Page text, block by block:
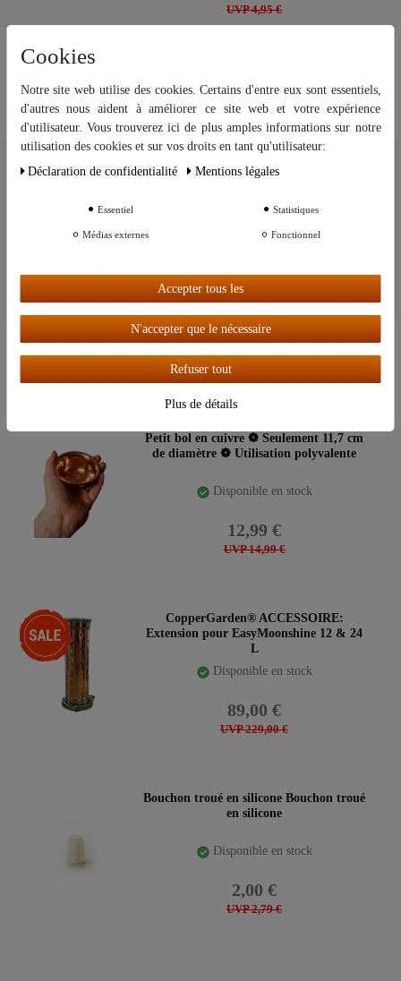
UVP 4,95 €
Hauteur de refoulement de 60 cm | 200
L/h"
Disponible en stock
7,99 €
Hauteur de refoulement de 120 cm |
Débit de 600 L/heure
UVP 24,95 €
Petit bol en cuivre ❁ Seulement 11,7 cm
de diamètre ❁ Utilisation polyvalente
Disponible en stock
UVP 14,99 €
12,99 €
-61%
CopperGarden® ACCESSOIRE:
Extension pour EasyMoonshine 12 & 24
L
Disponible en stock
UVP 229,00 €
89,00 €
Bouchon troué en silicone Bouchon troué
en silicone
Disponible en stock
UVP 2,79 €
2,00 €
essentiels, tandis que d’autres nous aident à améliorer ce site Web et
Autres paramètres
Tout accepter
Cookies
Notre site web utilise des cookies. Certains d'entre eux sont essentiels,
d'autres nous aident à améliorer ce site web et votre expérience
d'utilisateur. Vous trouverez ici de plus amples informations sur notre
utilisation des cookies et sur vos droits en tant qu'utilisateur:
Déclaration de confidentialité
Mentions légales
Essentiel Statistiques
Médias externes Fonctionnel
Accepter tous les
N'accepter que le nécessaire
Refuser tout
Plus de détails